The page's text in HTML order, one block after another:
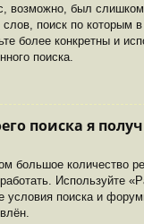
возможно, был
поиск по которым
более конкретны и
поиска.
поиска я
большое количество
Используйте
условия поиска и